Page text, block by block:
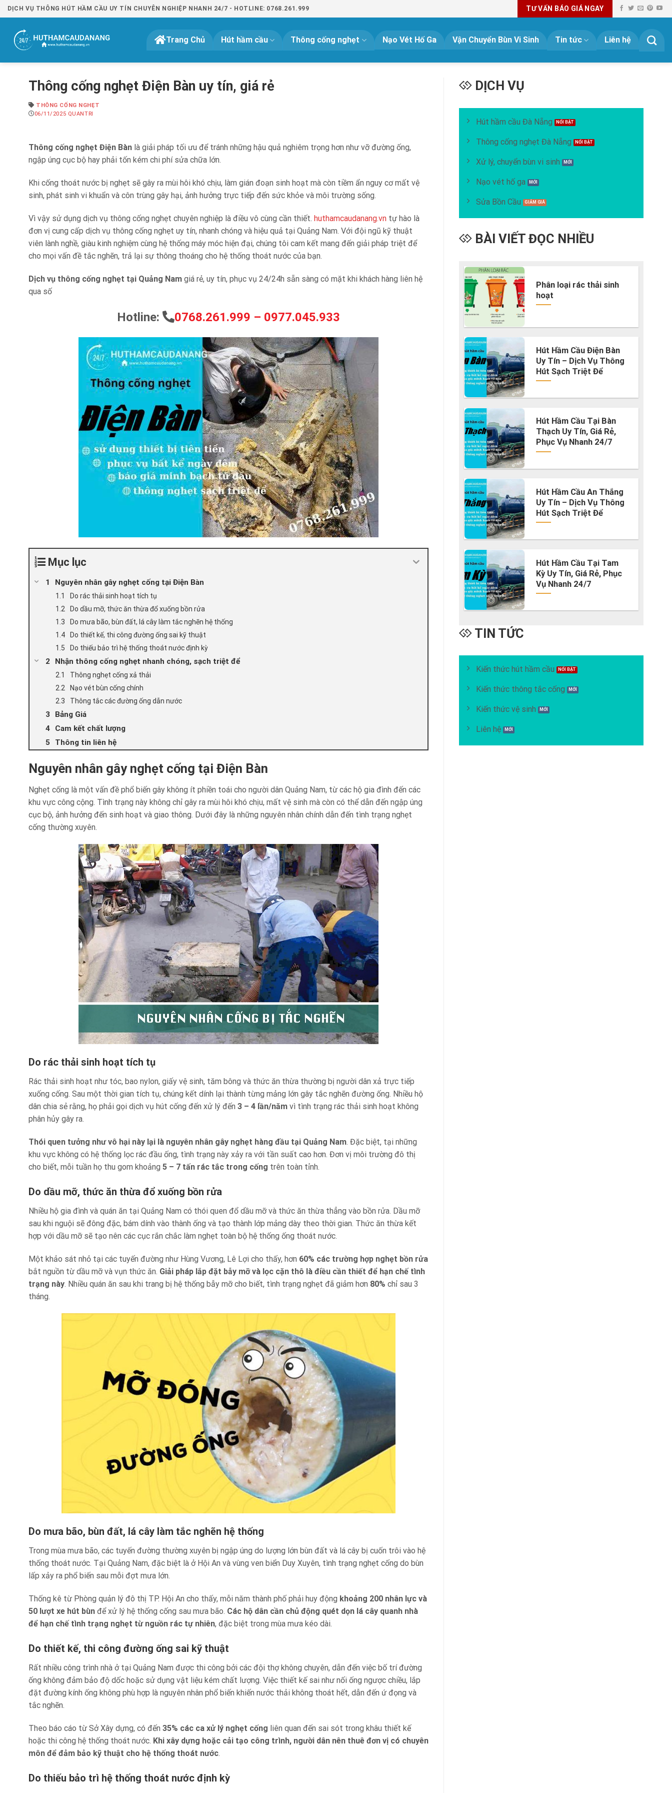
Bỏ
qua
dung
DỊCH VỤ THÔNG HÚT HẦM CẦU UY TÍN CHUYÊN NGHIỆP NHANH 24/7 - HOTLINE: 0768.261.999 TƯ VẤN BÁO GIÁ NGAY
Trang Chủ Hút hầm cầu Thông cống nghẹt Nạo Vét Hố Ga Vận Chuyển Bùn Vi Sinh Tin tức Liên hệ
Thông cống nghẹt Điện Bàn uy tín, giá rẻ
THÔNG CỐNG NGHẸT
06/11/2025 QUANTRI
Thông cống nghẹt Điện Bàn là giải pháp tối ưu để tránh những hậu quả nghiêm trọng hơn như vỡ đường ống,
ngập úng cục bộ hay phải tốn kém chi phí sửa chữa lớn.
Khi cống thoát nước bị nghẹt sẽ gây ra mùi hôi khó chịu, làm gián đoạn sinh hoạt mà còn tiềm ẩn nguy cơ mất vệ
sinh, phát sinh vi khuẩn và côn trùng gây hại, ảnh hưởng trực tiếp đến sức khỏe và môi trường sống.
Vì vậy sử dụng dịch vụ thông cống nghẹt chuyên nghiệp là điều vô cùng cần thiết. huthamcaudanang.vn tự hào là
đơn vị cung cấp dịch vụ thông cống nghẹt uy tín, nhanh chóng và hiệu quả tại Quảng Nam. Với đội ngũ kỹ thuật
viên lành nghề, giàu kinh nghiệm cùng hệ thống máy móc hiện đại, chúng tôi cam kết mang đến giải pháp triệt để
cho mọi vấn đề tắc nghẽn, trả lại sự thông thoáng cho hệ thống thoát nước của bạn.
Dịch vụ thông cống nghẹt tại Quảng Nam giá rẻ, uy tín, phục vụ 24/24h sẵn sàng có mặt khi khách hàng liên hệ
qua số
Hotline: 0768.261.999 – 0977.045.933
Mục lục
Nguyên nhân gây nghẹt cống tại Điện Bàn
Do rác thải sinh hoạt tích tụ
Do dầu mỡ, thức ăn thừa đổ xuống bồn rửa
Do mưa bão, bùn đất, lá cây làm tắc nghẽn hệ thống
Do thiết kế, thi công đường ống sai kỹ thuật
Do thiếu bảo trì hệ thống thoát nước định kỳ
Nhận thông cống nghẹt nhanh chóng, sạch triệt để
Thông nghẹt cống xả thải
Nạo vét bùn cống chính
Thông tắc các đường ống dẫn nước
Bảng Giá
Cam kết chất lượng
Thông tin liên hệ
Nguyên nhân gây nghẹt cống tại Điện Bàn
Nghẹt cống là một vấn đề phổ biến gây không ít phiền toái cho người dân Quảng Nam, từ các hộ gia đình đến các
khu vực công cộng. Tình trạng này không chỉ gây ra mùi hôi khó chịu, mất vệ sinh mà còn có thể dẫn đến ngập úng
cục bộ, ảnh hưởng đến sinh hoạt và giao thông. Dưới đây là những nguyên nhân chính dẫn đến tình trạng nghẹt
cống thường xuyên.
Do rác thải sinh hoạt tích tụ
Rác thải sinh hoạt như tóc, bao nylon, giấy vệ sinh, tăm bông và thức ăn thừa thường bị người dân xả trực tiếp
xuống cống. Sau một thời gian tích tụ, chúng kết dính lại thành từng mảng lớn gây tắc nghẽn đường ống. Nhiều hộ
dân chia sẻ rằng, họ phải gọi dịch vụ hút cống đến xử lý đến 3 – 4 lần/năm vì tình trạng rác thải sinh hoạt không
phân hủy gây ra.
Thói quen tưởng như vô hại này lại là nguyên nhân gây nghẹt hàng đầu tại Quảng Nam. Đặc biệt, tại những
khu vực không có hệ thống lọc rác đầu ống, tình trạng này xảy ra với tần suất cao hơn. Đơn vị môi trường đô thị
cho biết, mỗi tuần họ thu gom khoảng 5 – 7 tấn rác tắc trong cống trên toàn tỉnh.
Do dầu mỡ, thức ăn thừa đổ xuống bồn rửa
Nhiều hộ gia đình và quán ăn tại Quảng Nam có thói quen đổ dầu mỡ và thức ăn thừa thẳng vào bồn rửa. Dầu mỡ
sau khi nguội sẽ đông đặc, bám dính vào thành ống và tạo thành lớp mảng dày theo thời gian. Thức ăn thừa kết
hợp với dầu mỡ sẽ tạo nên các cục rắn chắc làm nghẹt toàn bộ hệ thống ống thoát nước.
Một khảo sát nhỏ tại các tuyến đường như Hùng Vương, Lê Lợi cho thấy, hơn 60% các trường hợp nghẹt bồn rửa
bắt nguồn từ dầu mỡ và vụn thức ăn. Giải pháp lắp đặt bẫy mỡ và lọc cặn thô là điều cần thiết để hạn chế tình
trạng này. Nhiều quán ăn sau khi trang bị hệ thống bẫy mỡ cho biết, tình trạng nghẹt đã giảm hơn 80% chỉ sau 3
tháng.
Do mưa bão, bùn đất, lá cây làm tắc nghẽn hệ thống
Trong mùa mưa bão, các tuyến đường thường xuyên bị ngập úng do lượng lớn bùn đất và lá cây bị cuốn trôi vào hệ
thống thoát nước. Tại Quảng Nam, đặc biệt là ở Hội An và vùng ven biển Duy Xuyên, tình trạng nghẹt cống do bùn
lấp xảy ra phổ biến sau mỗi đợt mưa lớn.
Thống kê từ Phòng quản lý đô thị TP. Hội An cho thấy, mỗi năm thành phố phải huy động khoảng 200 nhân lực và
50 lượt xe hút bùn để xử lý hệ thống cống sau mưa bão. Các hộ dân cần chủ động quét dọn lá cây quanh nhà
để hạn chế tình trạng nghẹt từ nguồn rác tự nhiên, đặc biệt trong mùa mưa kéo dài.
Do thiết kế, thi công đường ống sai kỹ thuật
Rất nhiều công trình nhà ở tại Quảng Nam được thi công bởi các đội thợ không chuyên, dẫn đến việc bố trí đường
ống không đảm bảo độ dốc hoặc sử dụng vật liệu kém chất lượng. Việc thiết kế sai như nối ống ngược chiều, lắp
đặt đường kính ống không phù hợp là nguyên nhân phổ biến khiến nước thải không thoát hết, dẫn đến ứ đọng và
tắc nghẽn.
Theo báo cáo từ Sở Xây dựng, có đến 35% các ca xử lý nghẹt cống liên quan đến sai sót trong khâu thiết kế
hoặc thi công hệ thống thoát nước. Khi xây dựng hoặc cải tạo công trình, người dân nên thuê đơn vị có chuyên
môn để đảm bảo kỹ thuật cho hệ thống thoát nước.
Do thiếu bảo trì hệ thống thoát nước định kỳ
DỊCH VỤ
Hút hầm cầu Đà Nẵng
Thông cống nghẹt Đà Nẵng
Xử lý, chuyển bùn vi sinh
Nạo vét hố ga
Sửa Bồn Cầu
BÀI VIẾT ĐỌC NHIỀU
Phân loại rác thải sinh
hoạt
Hút Hầm Cầu Điện Bàn
Uy Tín – Dịch Vụ Thông
Hút Sạch Triệt Để
Hút Hầm Cầu Tại Bàn
Thạch Uy Tín, Giá Rẻ,
Phục Vụ Nhanh 24/7
Hút Hầm Cầu An Thắng
Uy Tín – Dịch Vụ Thông
Hút Sạch Triệt Để
Hút Hầm Cầu Tại Tam
Kỳ Uy Tín, Giá Rẻ, Phục
Vụ Nhanh 24/7
TIN TỨC
Kiến thức hút hầm cầu
Kiến thức thông tắc cống
Kiến thức vệ sinh
Liên hệ